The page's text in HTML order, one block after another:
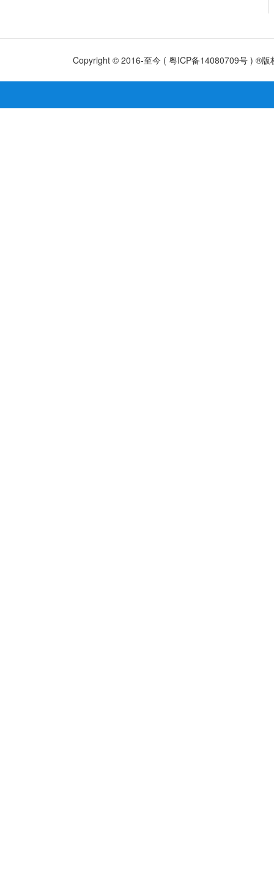
Copyright © 2016-至今 ( 粤ICP备14080709号 ) ®版